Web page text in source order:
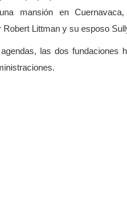
mansión en
Robert Littman y su esposo
las dos fundaciones